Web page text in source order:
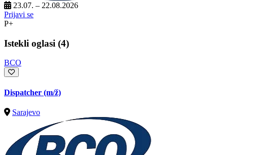
23.07. – 22.08.2026
Prijavi se
P+
Istekli oglasi (4)
BCO
Dispatcher (m/ž)
Sarajevo